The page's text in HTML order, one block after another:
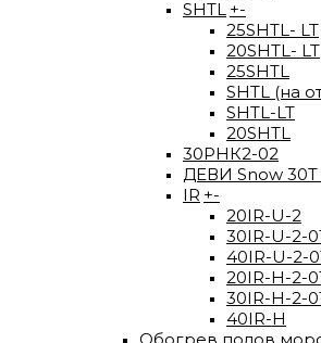
SHTL +-
25SHTL- LT
20SHTL- LT
25SHTL
SHTL (на
SHTL-LT
20SHTL
30РНК2-02
ДЕВИ Snow 30T
IR +-
20IR-U-2
30IR-U-2-
40IR-U-2-
20IR-H-2-
30IR-H-2-
40IR-H